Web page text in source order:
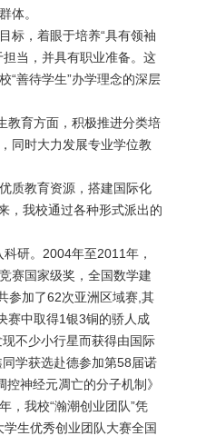
体。
标，着眼于培养“具有领袖
当，并具有职业准备。这
“善待学生”办学理念的深层
教育方面，积极推进分类培
同时大力发展专业学位教
质教育资源，搭建国际化
，我校通过各种形式派出的
研。2004年至2011年，
赛国家级奖，全国数学建
参加了62次亚洲区域赛,其
赛中取得1银3铜的骄人成
不少小行星而获得由国际
学获选赴德参加第58届诺
神经元凋亡的分子机制》
，我校“瀚潮创业团队”凭
生优秀创业团队大赛全国